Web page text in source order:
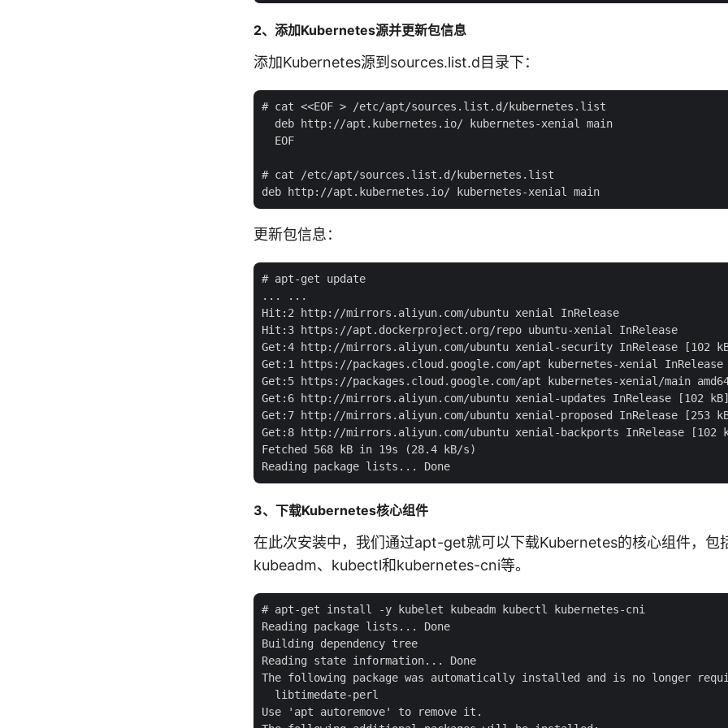
2、添加Kubernetes源并更新包信息
添加Kubernetes源到sources.list.d目录下：
# cat <<EOF > /etc/apt/sources.list.d/kubernetes.list
  deb http://apt.kubernetes.io/ kubernetes-xenial main
  EOF
# cat /etc/apt/sources.list.d/kubernetes.list
更新包信息：
# apt-get update
... ...
Hit:2 http://mirrors.aliyun.com/ubuntu xenial InRelease
Hit:3 https://apt.dockerproject.org/repo ubuntu-xenial InRelease
Get:4 http://mirrors.aliyun.com/ubuntu xenial-security InRelease [102
Get:1 https://packages.cloud.google.com/apt kubernetes-xenial
Get:5 https://packages.cloud.google.com/apt kubernetes-xenial/main
Get:6 http://mirrors.aliyun.com/ubuntu xenial-updates InRelease [102 kB]
Get:7 http://mirrors.aliyun.com/ubuntu xenial-proposed InRelease [253
Get:8 http://mirrors.aliyun.com/ubuntu xenial-backports InRelease [102
Fetched 568 kB in 19s (28.4 kB/s)
3、下载Kubernetes核心组件
在此次安装中，我们通过apt-get就可以下载Kubernetes的核心组件，包
kubeadm、kubectl和kubernetes-cni等。
# apt-get install -y kubelet kubeadm kubectl kubernetes-cni
Reading package lists... Done
Building dependency tree
Reading state information... Done
The following package was automatically installed and is no longer
  libtimedate-perl
Use 'apt autoremove' to remove it.